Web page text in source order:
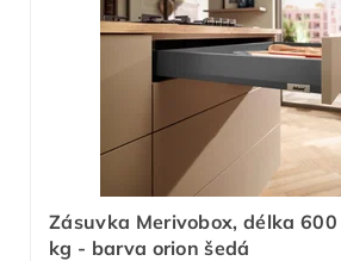
Zásuvka Merivobox, délka
kg - barva orion šedá